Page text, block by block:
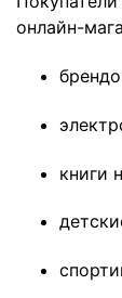
онлайн-
книги